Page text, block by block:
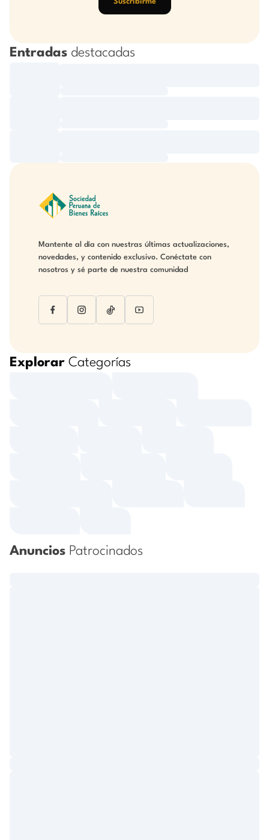
Suscribirme
Entradas destacadas
Mantente al día con nuestras últimas actualizaciones,
novedades, y contenido exclusivo. Conéctate con
nosotros y sé parte de nuestra comunidad
Explorar Categorías
Anuncios Patrocinados